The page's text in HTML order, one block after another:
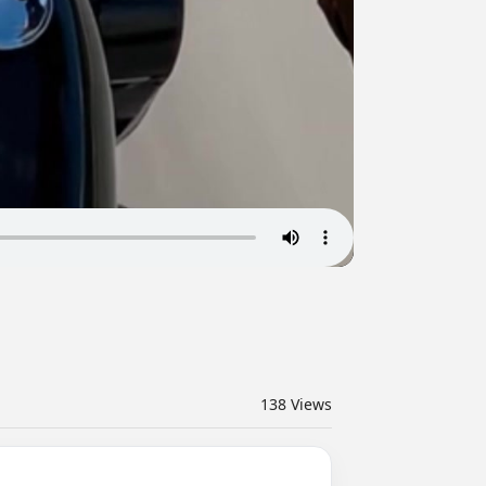
138 Views